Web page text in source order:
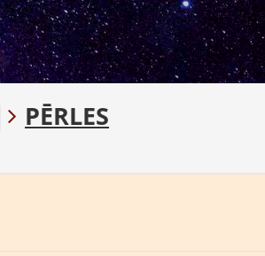
PĒRLES